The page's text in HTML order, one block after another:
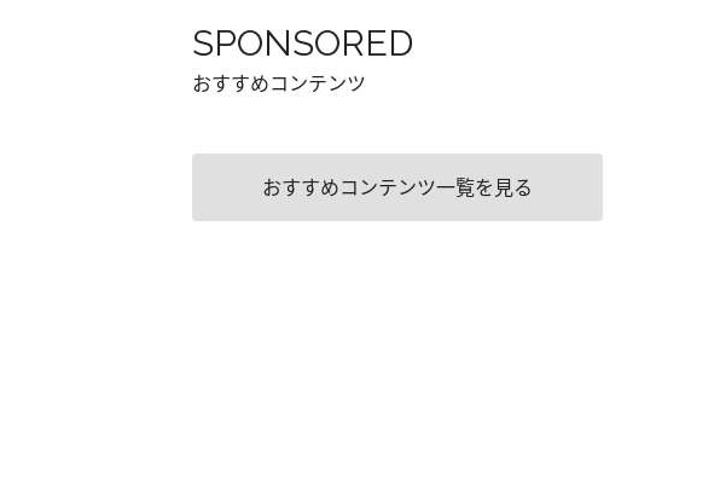
SPONSORED
おすすめコンテンツ
おすすめコンテンツ一覧を見る